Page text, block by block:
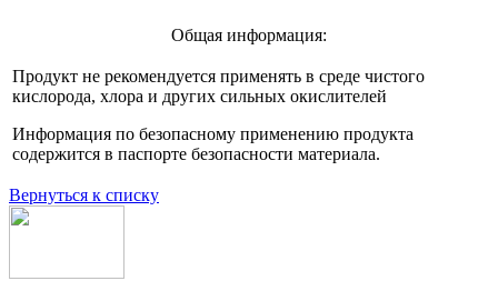
Общая информация:
Продукт не рекомендуется применять в среде чистого
кислорода, хлора и других сильных окислителей
Информация по безопасному применению продукта
содержится в паспорте безопасности материала.
Вернуться к списку